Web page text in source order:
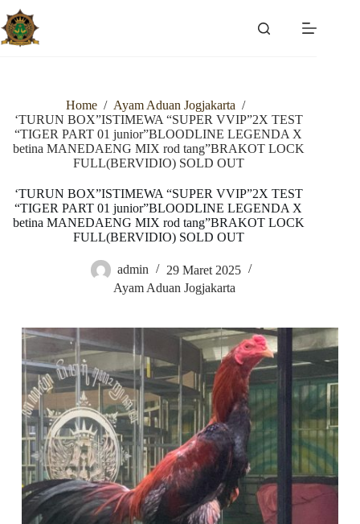
Skip
to
content
Home / Ayam Aduan Jogjakarta /
‘TURUN BOX”ISTIMEWA “SUPER VVIP”2X TEST
“TIGER PART 01 junior”BLOODLINE LEGENDA X
betina MANEDAENG MIX rod tang”BRAKOT LOCK
FULL(BERVIDIO) SOLD OUT
‘TURUN BOX”ISTIMEWA “SUPER VVIP”2X TEST
“TIGER PART 01 junior”BLOODLINE LEGENDA X
betina MANEDAENG MIX rod tang”BRAKOT LOCK
FULL(BERVIDIO) SOLD OUT
admin
29 Maret 2025
Ayam Aduan Jogjakarta